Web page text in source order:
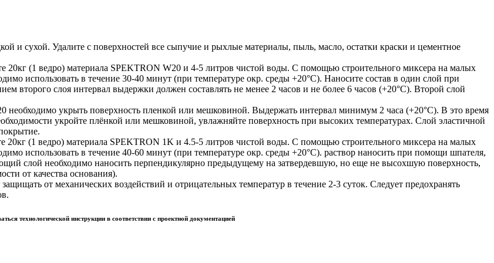
и сухой. Удалите с поверхностей все сыпучие и рыхлые материалы, пыль, масло, остатки краски и цементное
20кг (1 ведро) материала SPEKTRON W20 и 4-5 литров чистой воды. С помощью строительного миксера на малых
использовать в течение 30-40 минут (при температуре окр. среды +20°C). Наносите состав в один слой при
второго слоя интервал выдержки должен составлять не менее 2 часов и не более 6 часов (+20°C). Второй слой
необходимо укрыть поверхность пленкой или мешковиной. Выдержать интервал минимум 2 часа (+20°C). В это время
укройте плёнкой или мешковиной, увлажняйте поверхность при высоких температурах. Слой эластичной
20кг (1 ведро) материала SPEKTRON 1K и 4.5-5 литров чистой воды. С помощью строительного миксера на малых
использовать в течение 40-60 минут (при температуре окр. среды +20°C). раствор наносить при помощи шпателя,
слой необходимо наносить перпендикулярно предыдущему на затвердевшую, но еще не высохшую поверхность,
от качества основания).
от механических воздействий и отрицательных температур в течение 2-3 суток. Следует предохранять
технологической инструкции в соответствии с проектной документацией